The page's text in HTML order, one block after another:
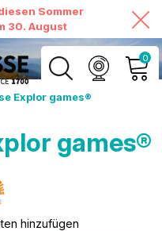
Sommer
30. August
0
MEIN KONTO
MEINEN WARENKORB
ANSEHEN
Explor games®
games®
hinzufügen